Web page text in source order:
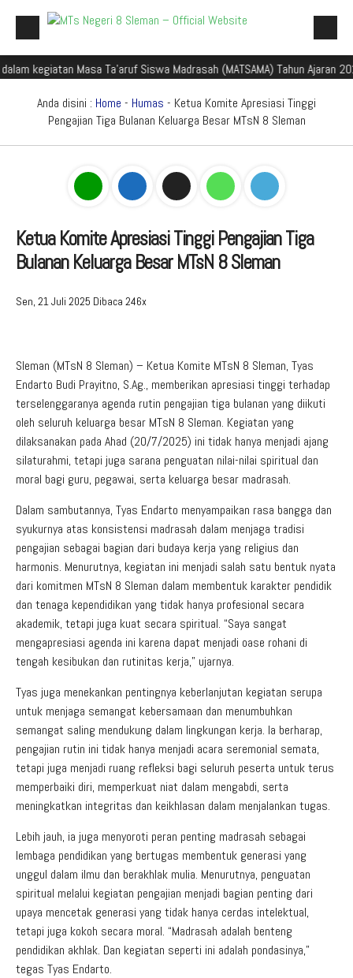
Beranda
Profil Madrasah
Aplikasi Madrasah
PMBM
Perpustakaan Madyadesta
Masa Ta'aruf Siswa Madrasah (MATSAMA) Tahun Ajaran 2025/2026
Anda disini : Home - Humas - Ketua Komite Apresiasi Tinggi
Pengajian Tiga Bulanan Keluarga Besar MTsN 8 Sleman
Ketua Komite Apresiasi Tinggi Pengajian Tiga
Bulanan Keluarga Besar MTsN 8 Sleman
Sen, 21 Juli 2025 Dibaca 246x
Sleman (MTsN 8 Sleman) – Ketua Komite MTsN 8 Sleman, Tyas
Endarto Budi Prayitno, S.Ag., memberikan apresiasi tinggi terhadap
terselenggaranya agenda rutin pengajian tiga bulanan yang diikuti
oleh seluruh keluarga besar MTsN 8 Sleman. Kegiatan yang
dilaksanakan pada Ahad (20/7/2025) ini tidak hanya menjadi ajang
silaturahmi, tetapi juga sarana penguatan nilai-nilai spiritual dan
moral bagi guru, pegawai, serta keluarga besar madrasah.
Dalam sambutannya, Tyas Endarto menyampaikan rasa bangga dan
syukurnya atas konsistensi madrasah dalam menjaga tradisi
pengajian sebagai bagian dari budaya kerja yang religius dan
harmonis. Menurutnya, kegiatan ini menjadi salah satu bentuk nyata
dari komitmen MTsN 8 Sleman dalam membentuk karakter pendidik
dan tenaga kependidikan yang tidak hanya profesional secara
akademik, tetapi juga kuat secara spiritual. “Saya sangat
mengapresiasi agenda ini karena dapat menjadi oase rohani di
tengah kesibukan dan rutinitas kerja,” ujarnya.
Tyas juga menekankan pentingnya keberlanjutan kegiatan serupa
untuk menjaga semangat kebersamaan dan menumbuhkan
semangat saling mendukung dalam lingkungan kerja. Ia berharap,
pengajian rutin ini tidak hanya menjadi acara seremonial semata,
tetapi juga menjadi ruang refleksi bagi seluruh peserta untuk terus
memperbaiki diri, memperkuat niat dalam mengabdi, serta
meningkatkan integritas dan keikhlasan dalam menjalankan tugas.
Lebih jauh, ia juga menyoroti peran penting madrasah sebagai
lembaga pendidikan yang bertugas membentuk generasi yang
unggul dalam ilmu dan berakhlak mulia. Menurutnya, penguatan
spiritual melalui kegiatan pengajian menjadi bagian penting dari
upaya mencetak generasi yang tidak hanya cerdas intelektual,
tetapi juga kokoh secara moral. “Madrasah adalah benteng
pendidikan akhlak. Dan kegiatan seperti ini adalah pondasinya,”
tegas Tyas Endarto.